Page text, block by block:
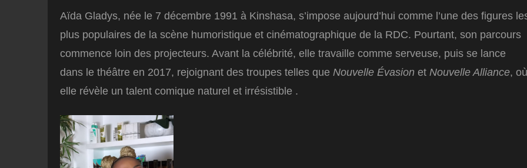
Aïda Gladys, née le 7 décembre 1991 à Kinshasa, s’impose aujourd’hui comme l’une des figures
plus populaires de la scène humoristique et cinématographique de la RDC. Pourtant, son parcours
commence loin des projecteurs. Avant la célébrité, elle travaille comme serveuse, puis se lance
dans le théâtre en 2017, rejoignant des troupes telles que Nouvelle Évasion et Nouvelle Alliance, où
elle révèle un talent comique naturel et irrésistible .